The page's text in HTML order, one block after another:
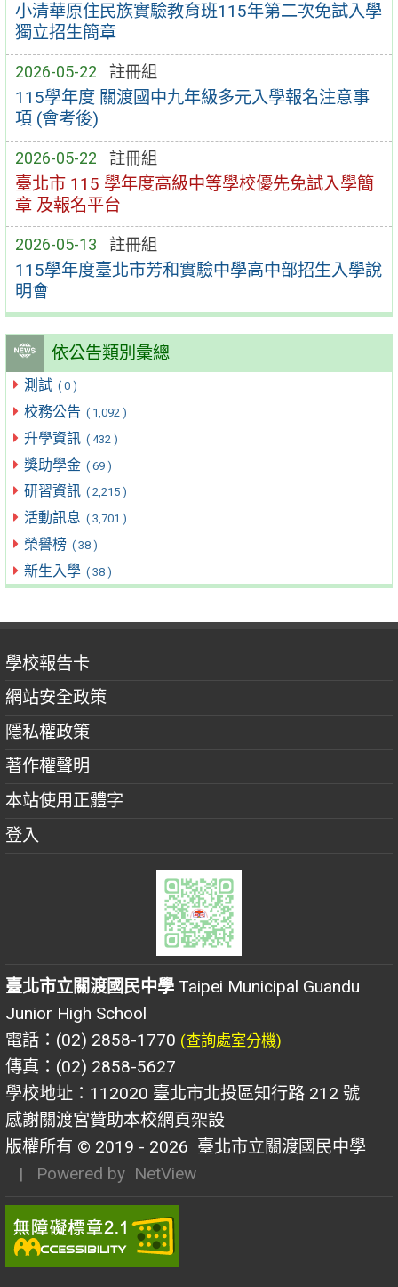
小清華原住民族實驗教育班115年第二次免試入學
獨立招生簡章
2026-05-22 註冊組
115學年度 關渡國中九年級多元入學報名注意事
項 (會考後)
2026-05-22 註冊組
臺北市 115 學年度高級中等學校優先免試入學簡
章 及報名平台
2026-05-13 註冊組
115學年度臺北市芳和實驗中學高中部招生入學說
明會
依公告類別彙總
測試 ( 0 )
校務公告 ( 1,092 )
升學資訊 ( 432 )
獎助學金 ( 69 )
研習資訊 ( 2,215 )
活動訊息 ( 3,701 )
榮譽榜 ( 38 )
新生入學 ( 38 )
學校報告卡
網站安全政策
隱私權政策
著作權聲明
本站使用正體字
登入
臺北市立關渡國民中學 Taipei Municipal Guandu
Junior High School
電話：(02) 2858-1770 (查詢處室分機)
傳真：(02) 2858-5627
學校地址：112020 臺北市北投區知行路 212 號
感謝關渡宮贊助本校網頁架設
版權所有 © 2019 - 2026 臺北市立關渡國民中學
| Powered by NetView